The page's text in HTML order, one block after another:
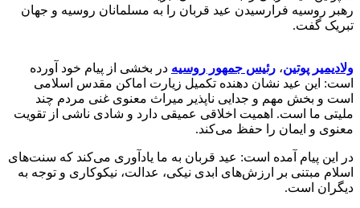
رهبر روسیه فرارسیدن عید قربان را به مسلمانان روسیه و جهان
تبریک گفت.
ولادیمیر پوتین، رئیس جمهور روسیه در بخشی از پیام خود آورده
است: این عید نشان دهنده تکمیل زیارت اماکن مقدس اسلامی
است و بخش مهم و جدایی ناپذیر میراث معنوی غنی مردم چند
ملیتی ما است. اهمیت اخلاقی عمیقی دارد و شادی ناشی از تقویت
معنوی و ایمان را حفظ می‌کند.
در این پیام آمده است: عید قربان به ما یادآوری می‌کند که سنت‌های
اسلام مبتنی بر ارزش‌های ابدی نیکی، عدالت، نیکوکاری و توجه به
دیگران است.